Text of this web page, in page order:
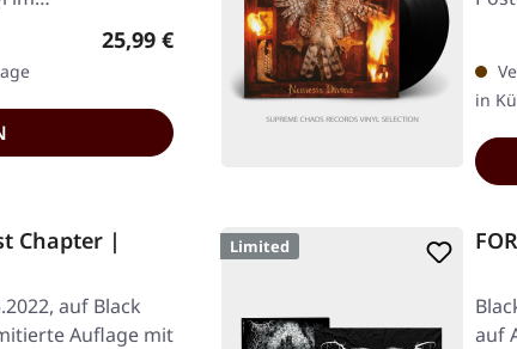
Regulärer Preis:
25,99 €
in
Chapter |
auf Black
Auflage mit
Limited
auf